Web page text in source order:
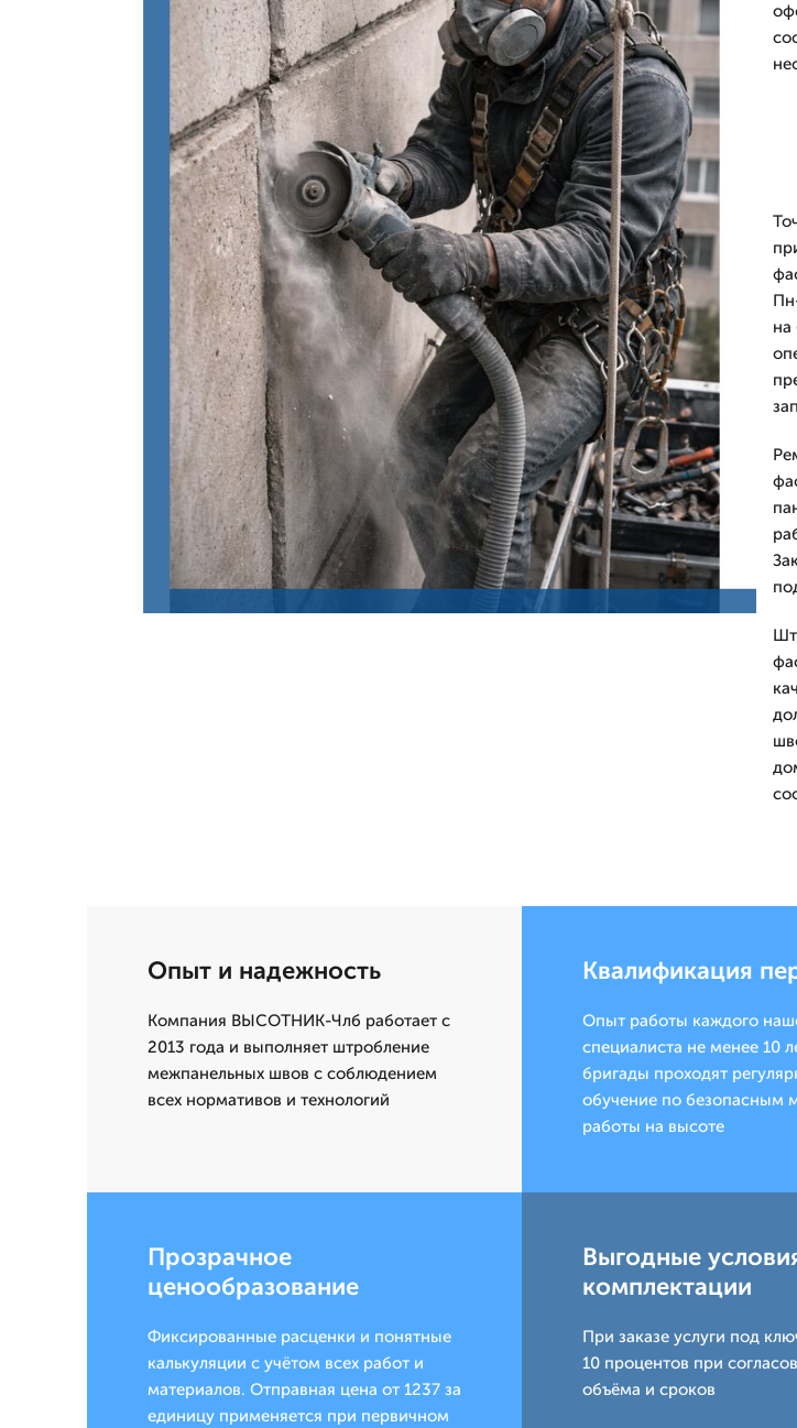
на
Опыт и надежность
Компания ВЫСОТНИК-Члб работает с
2013 года и выполняет штробление
межпанельных швов с соблюдением
всех нормативов и технологий
Квалификация
Опыт работы каждого
специалиста не менее 10
бригады проходят
обучение по безопасным
работы на высоте
Прозрачное
ценообразование
Фиксированные расценки и понятные
калькуляции с учётом всех работ и
материалов. Отправная цена от 1237 за
единицу применяется при первичном
Выгодные
комплектации
При заказе услуги под
10 процентов при
объёма и сроков